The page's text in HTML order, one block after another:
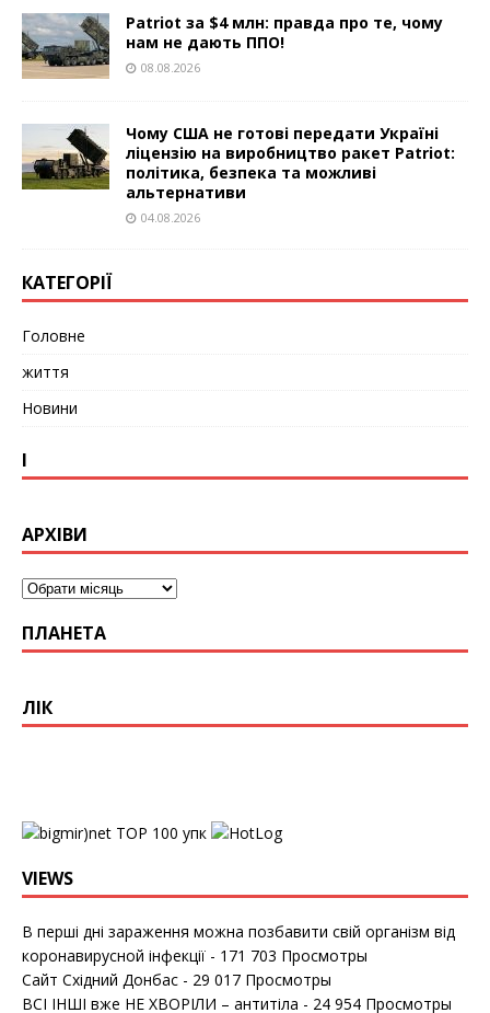
Patriot за $4 млн: правда про те, чому
нам не дають ППО!
08.08.2026
Чому США не готові передати Україні
ліцензію на виробництво ракет Patriot:
політика, безпека та можливі
альтернативи
04.08.2026
КАТЕГОРІЇ
Головне
життя
Новини
І
АРХІВИ
ПЛАНЕТА
ЛІК
упк
VIEWS
В перші дні зараження можна позбавити свій організм від
коронавирусной інфекції - 171 703 Просмотры
Сайт Східний Донбас - 29 017 Просмотры
ВСІ ІНШІ вже НЕ ХВОРІЛИ – антитіла - 24 954 Просмотры